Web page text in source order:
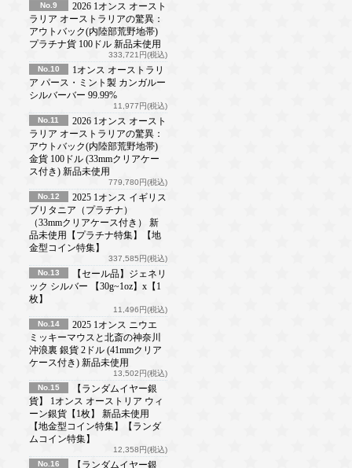
No.9
2026 1オンス オースト
ラリア オーストラリアの驚異：
アウトバック(内陸部荒野地帯)
プラチナ貨 100ドル 新品未使用
333,721円(税込)
No.10
1オンス オーストラリ
ア パース・ミント製 カンガルー
シルバーバー 99.99%
11,977円(税込)
No.11
2026 1オンス オースト
ラリア オーストラリアの驚異：
アウトバック(内陸部荒野地帯)
金貨 100ドル (33mmクリアケー
ス付き) 新品未使用
779,780円(税込)
No.12
2025 1オンス イギリス
ブリタニア（プラチナ）
（33mmクリアケース付き） 新
品未使用【プラチナ特集】【地
金型コイン特集】
337,585円(税込)
No.13
【セール品】ジェネリ
ック シルバー 【30g~1oz】x【1
枚】
11,496円(税込)
No.14
2025 1オンス ニウエ
ミッキーマウスと北斎の神奈川
沖浪裏 銀貨 2ドル (41mmクリア
ケース付き) 新品未使用
13,502円(税込)
No.15
【ランダムイヤー銀
貨】 1オンス オーストリア ウィ
ーン銀貨【1枚】 新品未使用
【地金型コイン特集】【ランダ
ムコイン特集】
12,358円(税込)
No.16
【ランダムイヤー銀